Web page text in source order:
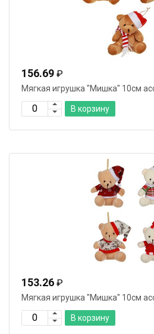
156.69 ₽
Мягкая игрушка "Мишка" 10см
В корзину
153.26 ₽
Мягкая игрушка "Мишка" 10см
В корзину